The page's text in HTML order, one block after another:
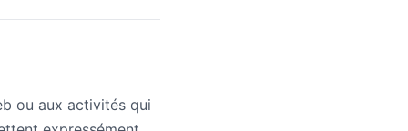
ou aux activités qui